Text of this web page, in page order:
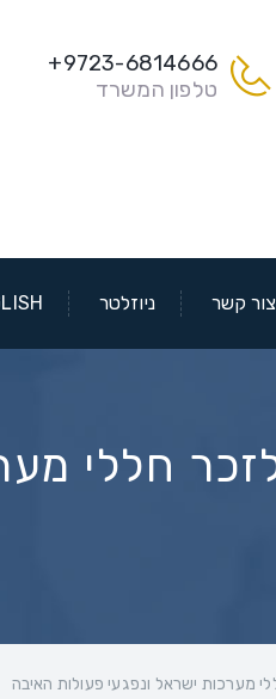
9723-6814666+
טלפון המשרד
צור קשר ניוזלטר
חללי
מערכות ישראל ונפגעי פעולות האיבה